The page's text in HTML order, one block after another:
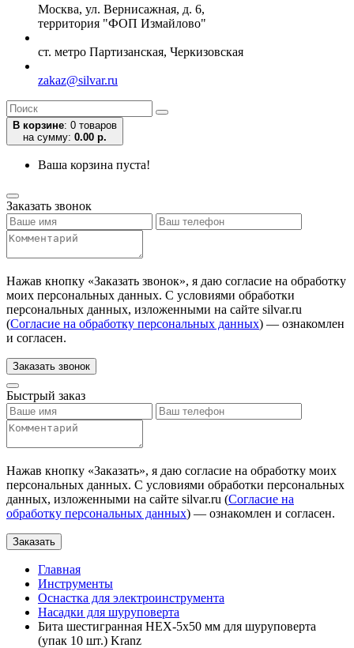
Москва, ул. Вернисажная, д. 6,
территория "ФОП Измайлово"
ст. метро Партизанская, Черкизовская
zakaz@silvar.ru
В корзине: 0 товаров
на сумму: 0.00 р.
Ваша корзина пуста!
Заказать звонок
Нажав кнопку «Заказать звонок», я даю согласие на обработку
моих персональных данных. С условиями обработки
персональных данных, изложенными на сайте silvar.ru
(Согласие на обработку персональных данных) — ознакомлен
и согласен.
Заказать звонок
Быстрый заказ
Нажав кнопку «Заказать», я даю согласие на обработку моих
персональных данных. С условиями обработки персональных
данных, изложенными на сайте silvar.ru (Согласие на
обработку персональных данных) — ознакомлен и согласен.
Заказать
Главная
Инструменты
Оснастка для электроинструмента
Насадки для шуруповерта
Бита шестигранная HEX-5х50 мм для шуруповерта
(упак 10 шт.) Kranz